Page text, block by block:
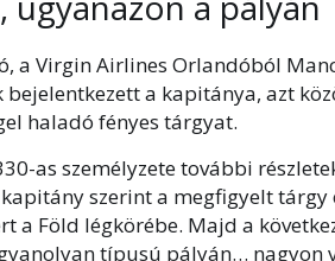
a Virgin Airlines Orlandóból
a kapitánya, azt
haladó fényes tárgyat.
as személyzete további
szerint a megfigyelt
a Föld légkörébe. Majd a
típusú pályán… nagyon